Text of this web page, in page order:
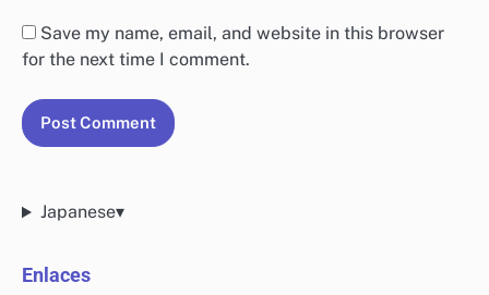
Save my name, email, and website in this browser
for the next time I comment.
Japanese▾
Enlaces